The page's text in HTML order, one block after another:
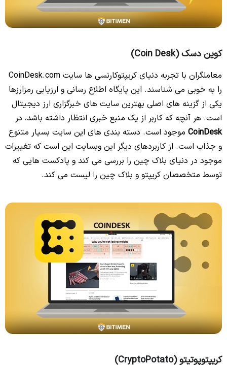
کوین دسک (Coin Desk)
معاملگران با تجربه دنیای کریپتوکارنسی ها سایت CoinDesk.com
را به خوبی می شناسند. این پایگاه اطلاع رسانی و ارزیابی رمزارزها
یکی از گزینه های اصلی بهترین سایت های خبرگزاری ارز دیجیتال
است. هر آنچه که کاربر از یک منبع خبری انتظار داشته باشد، در
CoinDesk موجود است. دسته بندی های این سایت بسیار متنوع
و جذاب است. از کاربردهای دیگر این وبسایت این است که تغییرات
موجود در دنیای بلاک چین را بررسی می کند و پادکست هایی که
توسط متخصصان کریپتو و بلاک چین را لیست می کند.
کریپتوپوتیتو (CryptoPotato)